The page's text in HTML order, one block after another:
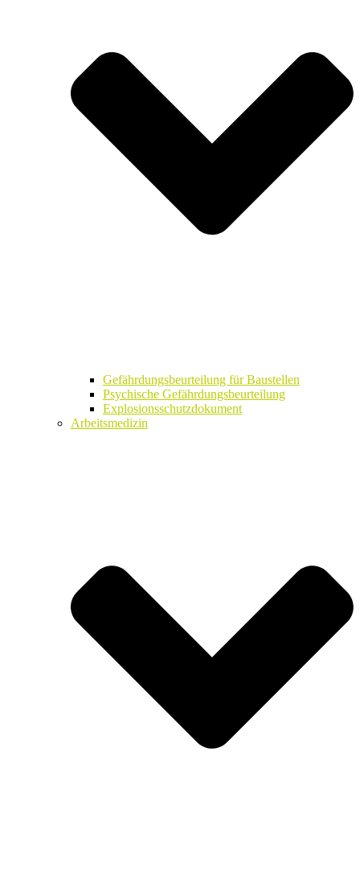
Gefährdungsbeurteilung für Baustellen
Psychische Gefährdungsbeurteilung
Explosionsschutzdokument
Arbeitsmedizin